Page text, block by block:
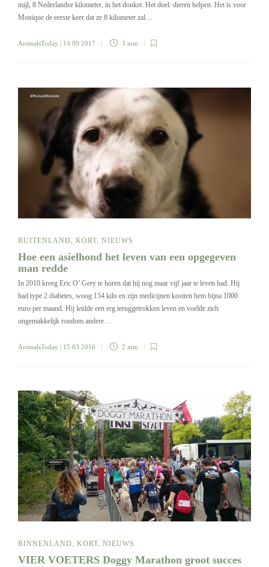
mijl, 8 Nederlandse kilometer, in het donker. Het doel: dieren helpen. Het is voor
Monique de eerste keer dat ze 8 kilometer zal…
AnimalsToday | 14 09 2017 3 min
BUITENLAND, KORT, NIEUWS
Hoe een asielhond het leven van een opgegeven
man redde
In 2010 kreeg Eric O’ Grey te horen dat hij nog maar vijf jaar te leven had. Hij
had type 2 diabetes, woog 154 kilo en zijn medicijnen kostten hem bijna 1000
euro per maand. Hij leidde een erg teruggetrokken leven en voelde zich
ongemakkelijk rondom andere…
AnimalsToday | 15 03 2016 2 min
BINNENLAND, KORT, NIEUWS
VIER VOETERS Doggy Marathon groot succes